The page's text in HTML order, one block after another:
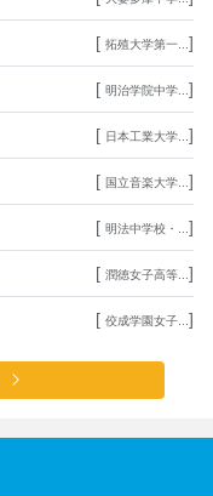
[ 拓殖大学第一... ]
[ 明治学院中学... ]
[ 日本工業大学... ]
[ 国立音楽大学... ]
[ 明法中学校・... ]
[ 潤徳女子高等... ]
[ 佼成学園女子... ]